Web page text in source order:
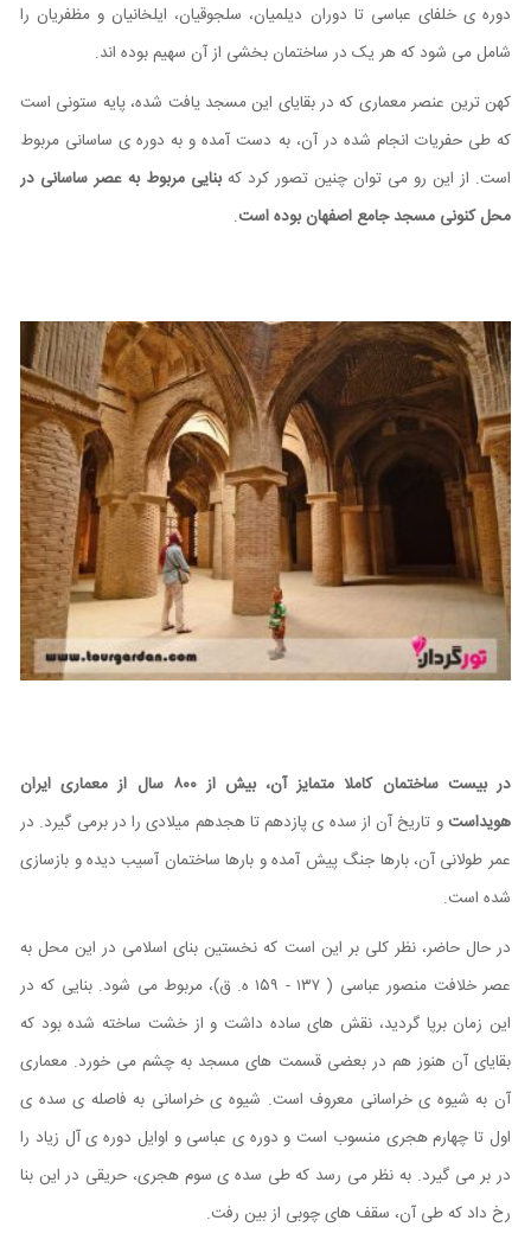
دوره ی خلفای عباسی تا دوران دیلمیان، سلجوقیان، ایلخانیان و مظفریان را
شامل می شود که هر یک در ساختمان بخشی از آن سهیم بوده اند.
کهن ترین عنصر معماری که در بقایای این مسجد يافت شده، پایه ستونی است
که طی حفریات انجام شده در آن، به دست آمده و به دوره ی ساسانی مربوط
است. از این رو می توان چنین تصور کرد کهبنایی مربوط به عصر ساسانی در
محل کنونی مسجد جامع اصفهان بوده است.
در بیست ساختمان کاملا متمایز آن، بیش از ۸۰۰
سال از معماری ایران
هویداستو تاریخ آن از سده ی پازدهم تا هجدهم میلادی را در برمی گیرد. در
عمر طولانی آن، بارها جنگ پیش آمده و بارها ساختمان آسیب دیده و بازسازی
شده است.
در حال حاضر، نظر کلی بر این است که نخستین بنای اسلامی در این محل به
عصر خلافت منصور عباسی ( ۱۳۷ - ۱۵۹ ه. ق)، مربوط می شود. بنایی که در
این زمان برپا گردید، نقش های ساده داشت و از خشت ساخته شده بود که
بقایای آن هنوز هم در بعضی قسمت های مسجد به چشم می خورد. معماری
آن به شیوه ی خراسانی معروف است. شيوه ی خراسانی به فاصله ی سده ی
اول تا چهارم هجری منسوب است و دوره ی عباسی و اوایل دوره ی آل زیاد را
در بر می گیرد. به نظر می رسد که طی سده ی سوم هجری، حریقی در این بنا
رخ داد که طی آن، سقف های چوبی از بین رفت.